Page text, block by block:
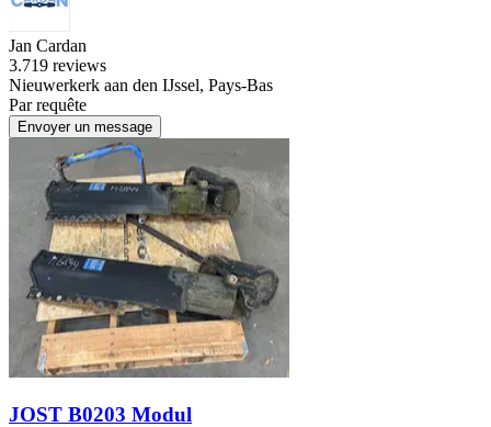
Jan Cardan
3.719 reviews
Nieuwerkerk aan den IJssel, Pays-Bas
Par requête
Envoyer un message
JOST B0203 Modul